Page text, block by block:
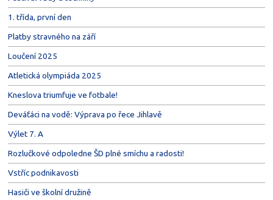
1. třída, první den
Platby stravného na září
Loučení 2025
Atletická olympiáda 2025
Kneslova triumfuje ve fotbale!
Deváťáci na vodě: Výprava po řece Jihlavě
Výlet 7. A
Rozlučkové odpoledne ŠD plné smíchu a radosti!
Vstříc podnikavosti
Hasiči ve školní družině